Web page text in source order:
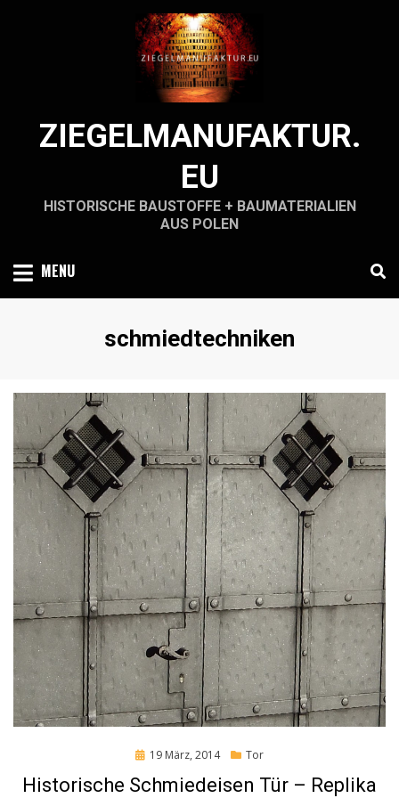
ZIEGELMANUFAKTUR.
EU
HISTORISCHE BAUSTOFFE + BAUMATERIALIEN
AUS POLEN
MENU
Schlagwort
:
schmiedtechniken
Posted
19 März, 2014 Tor
Historische Schmiedeisen Tür – Replika